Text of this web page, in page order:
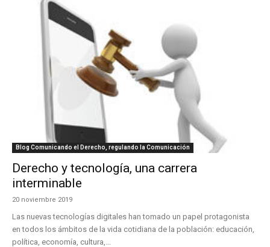
Blog Comunicando el Derecho, regulando la Comunicación
Derecho y tecnología, una carrera
interminable
20 noviembre 2019
Las nuevas tecnologías digitales han tomado un papel protagonista
en todos los ámbitos de la vida cotidiana de la población: educación,
política, economía, cultura,...